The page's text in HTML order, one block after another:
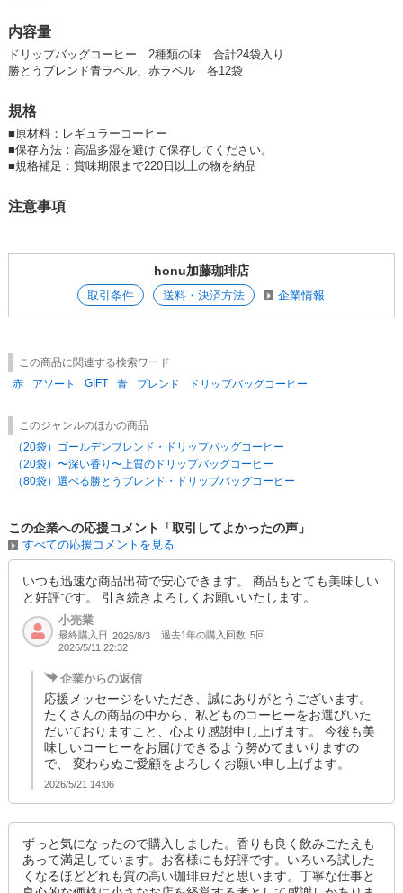
内容量
ドリップバッグコーヒー 2種類の味 合計24袋入り
勝とうブレンド青ラベル、赤ラベル 各12袋
規格
■原材料：レギュラーコーヒー
■保存方法：高温多湿を避けて保存してください。
■規格補足：賞味期限まで220日以上の物を納品
注意事項
honu加藤珈琲店
取引条件 送料・決済方法 企業情報
この商品に関連する検索ワード
赤
アソート GIFT 青 ブレンド ドリップバッグコーヒー
このジャンルのほかの商品
（20袋）ゴールデンブレンド・ドリップバッグコーヒー
（20袋）〜深い香り〜上質のドリップバッグコーヒー
（80袋）選べる勝とうブレンド・ドリップバッグコーヒー
この企業への応援コメント「取引してよかったの声」
すべての応援コメントを見る
いつも迅速な商品出荷で安心できます。 商品もとても美味しい
と好評です。 引き続きよろしくお願いいたします。
小売業
最終購入日 2026/8/3 過去1年の購入回数 5回
2026/5/11 22:32
企業からの返信
応援メッセージをいただき、誠にありがとうございます。
たくさんの商品の中から、私どものコーヒーをお選びいた
だいておりますこと、心より感謝申し上げます。 今後も美
味しいコーヒーをお届けできるよう努めてまいりますの
で、 変わらぬご愛顧をよろしくお願い申し上げます。
2026/5/21 14:06
ずっと気になったので購入しました。香りも良く飲みごたえも
あって満足しています。お客様にも好評です。いろいろ試した
くなるほどどれも質の高い珈琲豆だと思います。丁寧な仕事と